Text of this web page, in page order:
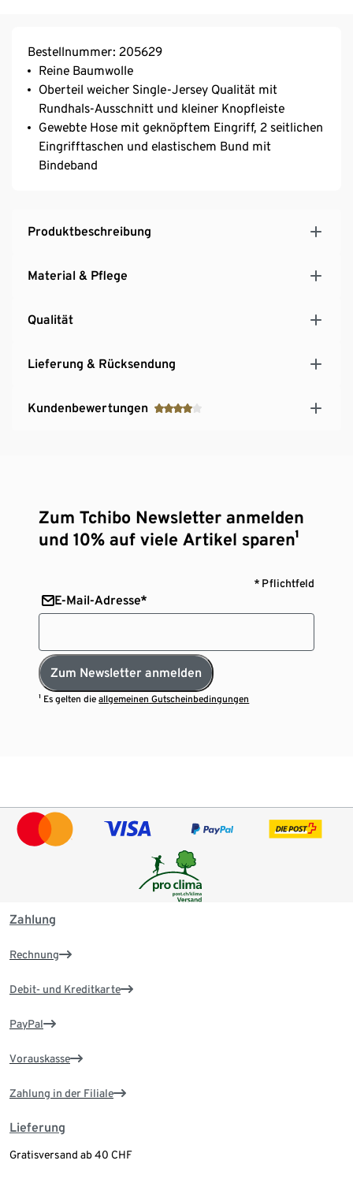
Bestellnummer: 205629
Reine Baumwolle
Oberteil weicher Single-Jersey Qualität mit
Rundhals-Ausschnitt und kleiner Knopfleiste
Gewebte Hose mit geknöpftem Eingriff, 2 seitlichen
Eingrifftaschen und elastischem Bund mit
Bindeband
Produktbeschreibung
Material & Pflege
Qualität
Lieferung & Rücksendung
Kundenbewertungen
Zum Tchibo Newsletter anmelden
und 10% auf viele Artikel sparen¹
* Pflichtfeld
E-Mail-Adresse*
Zum Newsletter anmelden
¹ Es gelten dieallgemeinen Gutscheinbedingungen
Zahlung
Rechnung
Debit- und Kreditkarte
PayPal
Vorauskasse
Zahlung in der Filiale
Lieferung
Gratisversand ab 40 CHF